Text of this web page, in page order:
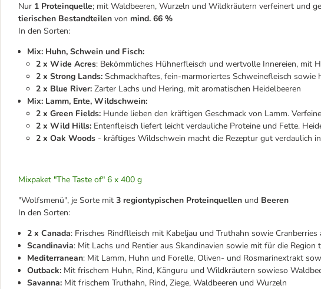
Nur 1 Proteinquelle; mit Waldbeeren, Wurzeln und Wildkräutern verfeinert und
tierischen Bestandteilen von mind. 66 %
In den Sorten:
Mix: Huhn, Schwein und Fisch:
2 x Wide Acres: Bekömmliches Hühnerfleisch und wertvolle Innereien, mit
2 x Strong Lands: Schmackhaftes, fein-marmoriertes Schweinefleisch
2 x Blue River: Zarter Lachs und Hering, mit aromatischen Heidelbeeren
Mix: Lamm, Ente, Wildschwein:
2 x Green Fields: Hunde lieben den kräftigen Geschmack von Lamm.
2 x Wild Hills: Entenfleisch liefert leicht verdauliche Proteine und Fette.
2 x Oak Woods - kräftiges Wildschwein macht die Rezeptur gut verdaulich
Mixpaket "The Taste of" 6 x 400 g
"Wolfsmenü", je Sorte mit 3 regiontypischen Proteinquellen und Beeren
In den Sorten:
2 x Canada: Frisches Rindflleisch mit Kabeljau und Truthahn sowie Cranberries
Scandinavia: Mit Lachs und Rentier aus Skandinavien sowie mit für die
Mediterranean: Mit Lamm, Huhn und Forelle, Oliven- und Rosmarinextrakt
Outback: Mit frischem Huhn, Rind, Känguru und Wildkräutern sowieso
Savanna: Mit frischem Truthahn, Rind, Ziege, Waldbeeren und Wurzeln